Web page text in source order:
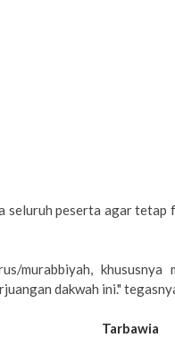
seluruh peserta agar tetap
murabbiyah, khususnya
dakwah ini."
Tarbawia